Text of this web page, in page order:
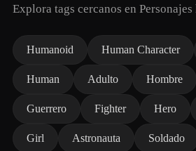
Explora tags cercanos en Personajes
Humanoid Human Character
Human Adulto Hombre
Guerrero Fighter Hero
Girl Astronauta Soldado